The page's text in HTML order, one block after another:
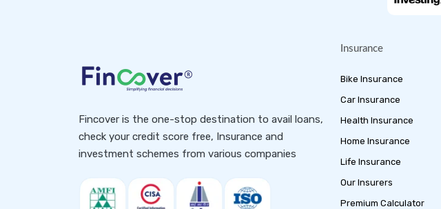
Fincover is the one-stop destination to avail loans,
check your credit score free, Insurance and
investment schemes from various companies
Insurance
Bike Insurance
Car Insurance
Health Insurance
Home Insurance
Life Insurance
Our Insurers
Premium Calculator